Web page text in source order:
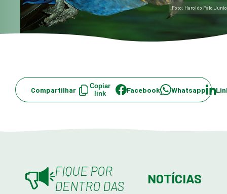
Foto: Haroldo Palo
Compartilhar
Copiar
link
Facebook Whatsapp
FIQUE POR
DENTRO DAS
NOTÍCIAS